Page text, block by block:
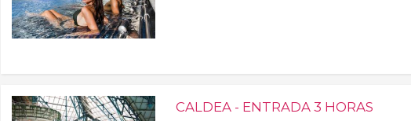
CALDEA - ENTRADA 3 HORAS